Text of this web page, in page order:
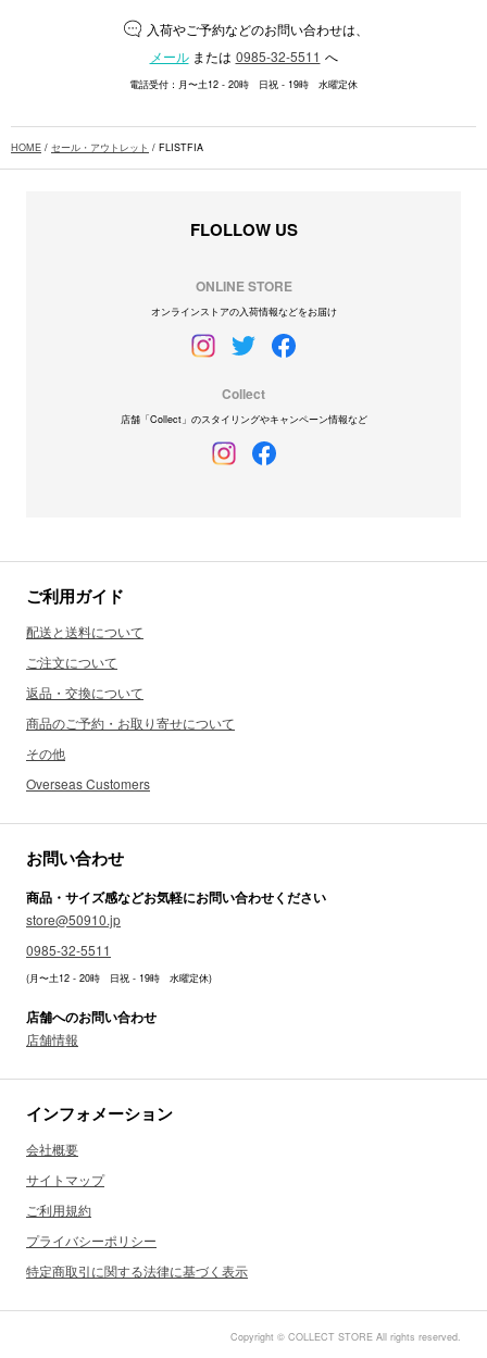
入荷やご予約などのお問い合わせは、
メールまたは 0985-32-5511 へ
電話受付：月〜土12 - 20時 日祝 - 19時 水曜定休
HOME / セール・アウトレット / FLISTFIA
FLOLLOW US
ONLINE STORE
オンラインストアの入荷情報などをお届け
Collect
店舗「Collect」のスタイリングやキャンペーン情報など
ご利用ガイド
配送と送料について
ご注文について
返品・交換について
商品のご予約・お取り寄せについて
その他
Overseas Customers
お問い合わせ
商品・サイズ感などお気軽にお問い合わせください
store@50910.jp
0985-32-5511
(月〜土12 - 20時 日祝 - 19時 水曜定休)
店舗へのお問い合わせ
店舗情報
インフォメーション
会社概要
サイトマップ
ご利用規約
プライバシーポリシー
特定商取引に関する法律に基づく表示
Copyright © COLLECT STORE All rights reserved.